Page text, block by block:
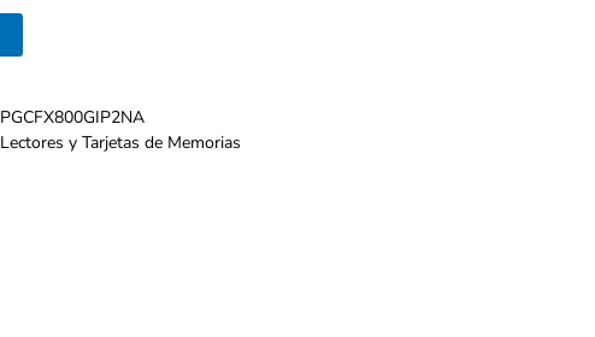
PGCFX800GIP2NA
Lectores y Tarjetas de Memorias